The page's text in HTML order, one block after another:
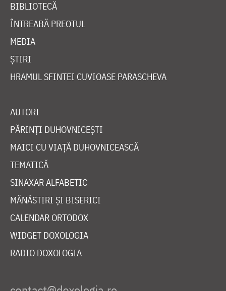
BIBLIOTECĂ
ÎNTREABĂ PREOTUL
MEDIA
ȘTIRI
HRAMUL SFINTEI CUVIOASE PARASCHEVA
AUTORI
PĂRINȚI DUHOVNICEȘTI
MAICI CU VIAȚĂ DUHOVNICEASCĂ
TEMATICĂ
SINAXAR ALFABETIC
MĂNĂSTIRI ȘI BISERICI
CALENDAR ORTODOX
WIDGET DOXOLOGIA
RADIO DOXOLOGIA